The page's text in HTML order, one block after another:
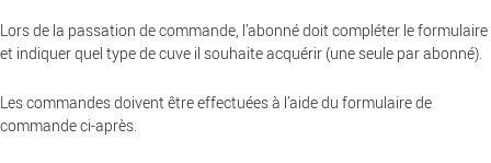
Lors de la passation de commande, l’abonné doit compléter le formulaire
et indiquer quel type de cuve il souhaite acquérir (une seule par abonné).
Les commandes doivent être effectuées à l’aide du formulaire de
commande ci-après.